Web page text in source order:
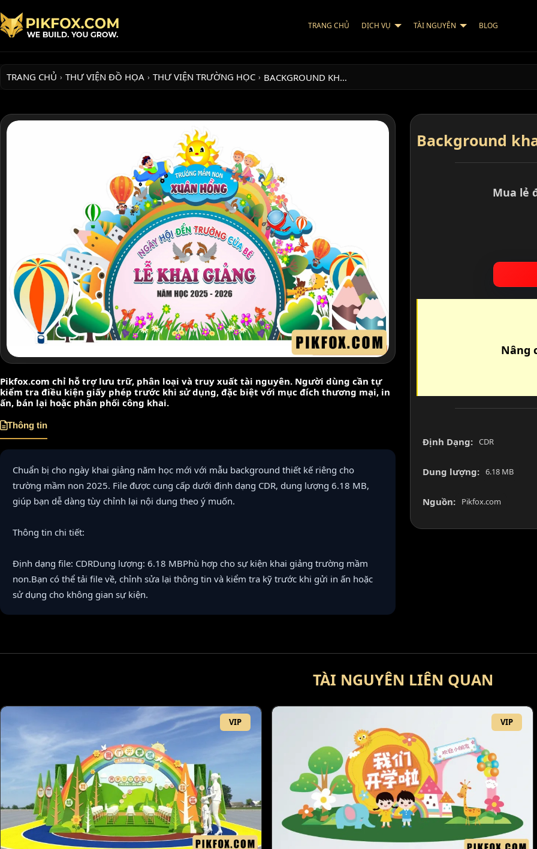
TRANG CHỦ DỊCH VỤ TÀI NGUYÊN BLOG
TRANG CHỦ › THƯ VIỆN ĐỒ HỌA › THƯ VIỆN TRƯỜNG HỌC › BACKGROUND KH…
Pikfox.com chỉ hỗ trợ lưu trữ, phân loại và truy xuất tài nguyên. Người dùng cần tự
kiểm tra điều kiện giấy phép trước khi sử dụng, đặc biệt với mục đích thương mại, in
ấn, bán lại hoặc phân phối công khai.
Thông tin
Chuẩn bị cho ngày khai giảng năm học mới với mẫu background thiết kế riêng cho
trường mầm non 2025. File được cung cấp dưới định dạng CDR, dung lượng 6.18 MB,
giúp bạn dễ dàng tùy chỉnh lại nội dung theo ý muốn.
Thông tin chi tiết:
Định dạng file: CDRDung lượng: 6.18 MBPhù hợp cho sự kiện khai giảng trường mầm
non.Bạn có thể tải file về, chỉnh sửa lại thông tin và kiểm tra kỹ trước khi gửi in ấn hoặc
sử dụng cho không gian sự kiện.
Background
Mua lẻ
Nâng
Định Dạng: CDR
Dung lượng: 6.18 MB
Nguồn: Pikfox.com
TÀI NGUYÊN LIÊN QUAN
VIP VIP